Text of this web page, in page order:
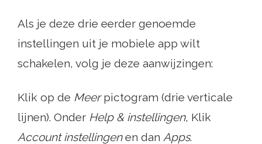
Als je deze drie eerder genoemde
instellingen uit je mobiele app wilt
schakelen, volg je deze aanwijzingen:
Klik op de Meerpictogram (drie verticale
lijnen). Onder Help & instellingen, Klik
Account instellingenen dan Apps.